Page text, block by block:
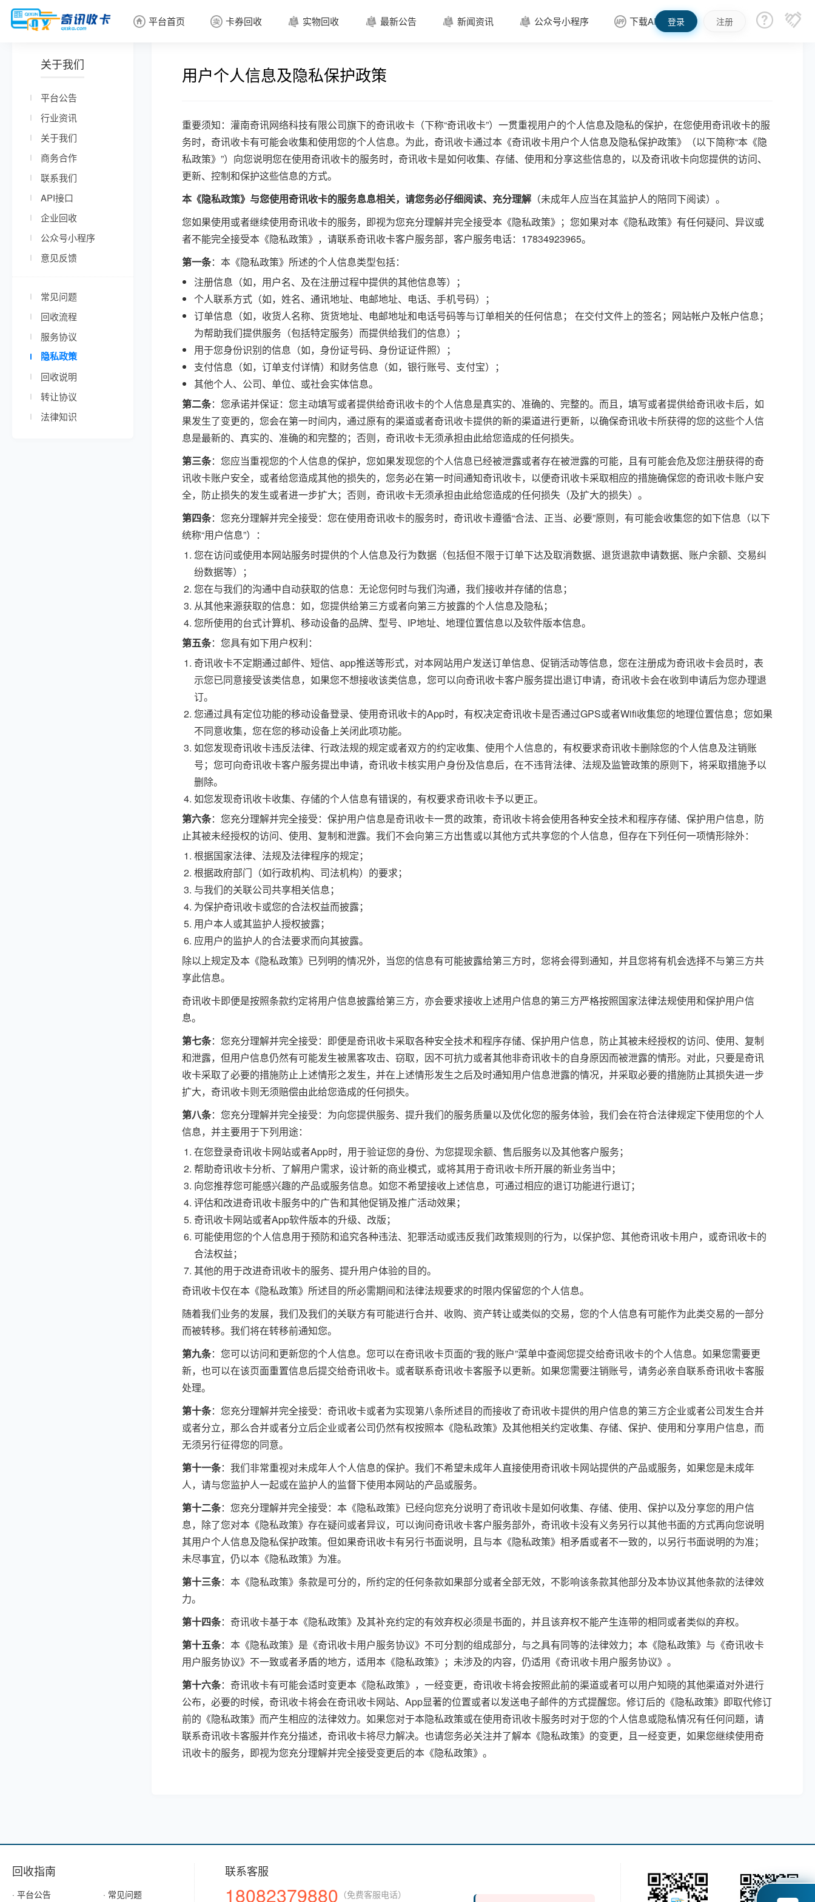
 平台首页  卡券回收  实物回收  最新公告  新闻资讯  公众号小程序  下载APP 登录 注册  
关于我们
平台公告
行业资讯
关于我们
商务合作
联系我们
API接口
企业回收
公众号小程序
意见反馈
常见问题
回收流程
服务协议
隐私政策
回收说明
转让协议
法律知识
用户个人信息及隐私保护政策
重要须知：灌南奇讯网络科技有限公司旗下的奇讯收卡（下称“奇讯收卡”）一贯重视用户的个人信息及隐私的保护，在您使用奇讯收卡的服
务时，奇讯收卡有可能会收集和使用您的个人信息。为此，奇讯收卡通过本《奇讯收卡用户个人信息及隐私保护政策》（以下简称“本《隐
私政策》”）向您说明您在使用奇讯收卡的服务时，奇讯收卡是如何收集、存储、使用和分享这些信息的，以及奇讯收卡向您提供的访问、
更新、控制和保护这些信息的方式。
本《隐私政策》与您使用奇讯收卡的服务息息相关，请您务必仔细阅读、充分理解 （未成年人应当在其监护人的陪同下阅读）。
您如果使用或者继续使用奇讯收卡的服务，即视为您充分理解并完全接受本《隐私政策》；您如果对本《隐私政策》有任何疑问、异议或
者不能完全接受本《隐私政策》，请联系奇讯收卡客户服务部，客户服务电话：17834923965。
第一条：本《隐私政策》所述的个人信息类型包括：
注册信息（如，用户名、及在注册过程中提供的其他信息等）；
个人联系方式（如，姓名、通讯地址、电邮地址、电话、手机号码）；
订单信息（如，收货人名称、货货地址、电邮地址和电话号码等与订单相关的任何信息； 在交付文件上的签名；网站帐户及帐户信息；
为帮助我们提供服务（包括特定服务）而提供给我们的信息）；
用于您身份识别的信息（如，身份证号码、身份证证件照）；
支付信息（如，订单支付详情）和财务信息（如，银行账号、支付宝）；
其他个人、公司、单位、或社会实体信息。
第二条：您承诺并保证：您主动填写或者提供给奇讯收卡的个人信息是真实的、准确的、完整的。而且，填写或者提供给奇讯收卡后，如
果发生了变更的，您会在第一时间内，通过原有的渠道或者奇讯收卡提供的新的渠道进行更新，以确保奇讯收卡所获得的您的这些个人信
息是最新的、真实的、准确的和完整的；否则，奇讯收卡无须承担由此给您造成的任何损失。
第三条：您应当重视您的个人信息的保护，您如果发现您的个人信息已经被泄露或者存在被泄露的可能，且有可能会危及您注册获得的奇
讯收卡账户安全，或者给您造成其他的损失的，您务必在第一时间通知奇讯收卡，以便奇讯收卡采取相应的措施确保您的奇讯收卡账户安
全，防止损失的发生或者进一步扩大；否则，奇讯收卡无须承担由此给您造成的任何损失（及扩大的损失）。
第四条：您充分理解并完全接受：您在使用奇讯收卡的服务时，奇讯收卡遵循“合法、正当、必要”原则，有可能会收集您的如下信息（以下
统称“用户信息”）：
您在访问或使用本网站服务时提供的个人信息及行为数据（包括但不限于订单下达及取消数据、退货退款申请数据、账户余额、交易纠
纷数据等）；
您在与我们的沟通中自动获取的信息：无论您何时与我们沟通，我们接收并存储的信息；
从其他来源获取的信息：如，您提供给第三方或者向第三方披露的个人信息及隐私；
您所使用的台式计算机、移动设备的品牌、型号、IP地址、地理位置信息以及软件版本信息。
第五条：您具有如下用户权利：
奇讯收卡不定期通过邮件、短信、app推送等形式，对本网站用户发送订单信息、促销活动等信息，您在注册成为奇讯收卡会员时，表
示您已同意接受该类信息，如果您不想接收该类信息，您可以向奇讯收卡客户服务提出退订申请，奇讯收卡会在收到申请后为您办理退
订。
您通过具有定位功能的移动设备登录、使用奇讯收卡的App时，有权决定奇讯收卡是否通过GPS或者Wifi收集您的地理位置信息；您如果
不同意收集，您在您的移动设备上关闭此项功能。
如您发现奇讯收卡违反法律、行政法规的规定或者双方的约定收集、使用个人信息的，有权要求奇讯收卡删除您的个人信息及注销账
号；您可向奇讯收卡客户服务提出申请，奇讯收卡核实用户身份及信息后，在不违背法律、法规及监管政策的原则下，将采取措施予以
删除。
如您发现奇讯收卡收集、存储的个人信息有错误的，有权要求奇讯收卡予以更正。
第六条：您充分理解并完全接受：保护用户信息是奇讯收卡一贯的政策，奇讯收卡将会使用各种安全技术和程序存储、保护用户信息，防
止其被未经授权的访问、使用、复制和泄露。我们不会向第三方出售或以其他方式共享您的个人信息，但存在下列任何一项情形除外：
根据国家法律、法规及法律程序的规定；
根据政府部门（如行政机构、司法机构）的要求；
与我们的关联公司共享相关信息；
为保护奇讯收卡或您的合法权益而披露；
用户本人或其监护人授权披露；
应用户的监护人的合法要求而向其披露。
除以上规定及本《隐私政策》已列明的情况外，当您的信息有可能披露给第三方时，您将会得到通知，并且您将有机会选择不与第三方共
享此信息。
奇讯收卡即便是按照条款约定将用户信息披露给第三方，亦会要求接收上述用户信息的第三方严格按照国家法律法规使用和保护用户信
息。
第七条：您充分理解并完全接受：即便是奇讯收卡采取各种安全技术和程序存储、保护用户信息，防止其被未经授权的访问、使用、复制
和泄露，但用户信息仍然有可能发生被黑客攻击、窃取，因不可抗力或者其他非奇讯收卡的自身原因而被泄露的情形。对此，只要是奇讯
收卡采取了必要的措施防止上述情形之发生，并在上述情形发生之后及时通知用户信息泄露的情况，并采取必要的措施防止其损失进一步
扩大，奇讯收卡则无须赔偿由此给您造成的任何损失。
第八条：您充分理解并完全接受：为向您提供服务、提升我们的服务质量以及优化您的服务体验，我们会在符合法律规定下使用您的个人
信息，并主要用于下列用途：
在您登录奇讯收卡网站或者App时，用于验证您的身份、为您提现余额、售后服务以及其他客户服务；
帮助奇讯收卡分析、了解用户需求，设计新的商业模式，或将其用于奇讯收卡所开展的新业务当中；
向您推荐您可能感兴趣的产品或服务信息。如您不希望接收上述信息，可通过相应的退订功能进行退订；
评估和改进奇讯收卡服务中的广告和其他促销及推广活动效果；
奇讯收卡网站或者App软件版本的升级、改版；
可能使用您的个人信息用于预防和追究各种违法、犯罪活动或违反我们政策规则的行为，以保护您、其他奇讯收卡用户，或奇讯收卡的
合法权益；
其他的用于改进奇讯收卡的服务、提升用户体验的目的。
奇讯收卡仅在本《隐私政策》所述目的所必需期间和法律法规要求的时限内保留您的个人信息。
随着我们业务的发展，我们及我们的关联方有可能进行合并、收购、资产转让或类似的交易，您的个人信息有可能作为此类交易的一部分
而被转移。我们将在转移前通知您。
第九条：您可以访问和更新您的个人信息。您可以在奇讯收卡页面的“我的账户”菜单中查阅您提交给奇讯收卡的个人信息。如果您需要更
新，也可以在该页面重置信息后提交给奇讯收卡。或者联系奇讯收卡客服予以更新。如果您需要注销账号，请务必亲自联系奇讯收卡客服
处理。
第十条：您充分理解并完全接受：奇讯收卡或者为实现第八条所述目的而接收了奇讯收卡提供的用户信息的第三方企业或者公司发生合并
或者分立，那么合并或者分立后企业或者公司仍然有权按照本《隐私政策》及其他相关约定收集、存储、保护、使用和分享用户信息，而
无须另行征得您的同意。
第十一条：我们非常重视对未成年人个人信息的保护。我们不希望未成年人直接使用奇讯收卡网站提供的产品或服务，如果您是未成年
人，请与您监护人一起或在监护人的监督下使用本网站的产品或服务。
第十二条：您充分理解并完全接受：本《隐私政策》已经向您充分说明了奇讯收卡是如何收集、存储、使用、保护以及分享您的用户信
息，除了您对本《隐私政策》存在疑问或者异议，可以询问奇讯收卡客户服务部外，奇讯收卡没有义务另行以其他书面的方式再向您说明
其用户个人信息及隐私保护政策。但如果奇讯收卡有另行书面说明，且与本《隐私政策》相矛盾或者不一致的，以另行书面说明的为准；
未尽事宜，仍以本《隐私政策》为准。
第十三条：本《隐私政策》条款是可分的，所约定的任何条款如果部分或者全部无效，不影响该条款其他部分及本协议其他条款的法律效
力。
第十四条：奇讯收卡基于本《隐私政策》及其补充约定的有效弃权必须是书面的，并且该弃权不能产生连带的相同或者类似的弃权。
第十五条：本《隐私政策》是《奇讯收卡用户服务协议》不可分割的组成部分，与之具有同等的法律效力；本《隐私政策》与《奇讯收卡
用户服务协议》不一致或者矛盾的地方，适用本《隐私政策》；未涉及的内容，仍适用《奇讯收卡用户服务协议》。
第十六条：奇讯收卡有可能会适时变更本《隐私政策》，一经变更，奇讯收卡将会按照此前的渠道或者可以用户知晓的其他渠道对外进行
公布，必要的时候，奇讯收卡将会在奇讯收卡网站、App显著的位置或者以发送电子邮件的方式提醒您。修订后的《隐私政策》即取代修订
前的《隐私政策》而产生相应的法律效力。如果您对于本隐私政策或在使用奇讯收卡服务时对于您的个人信息或隐私情况有任何问题，请
联系奇讯收卡客服并作充分描述，奇讯收卡将尽力解决。也请您务必关注并了解本《隐私政策》的变更，且一经变更，如果您继续使用奇
讯收卡的服务，即视为您充分理解并完全接受变更后的本《隐私政策》。
回收指南
· 平台公告 · 常见问题
联系客服
18082379880 （免费客服电话）